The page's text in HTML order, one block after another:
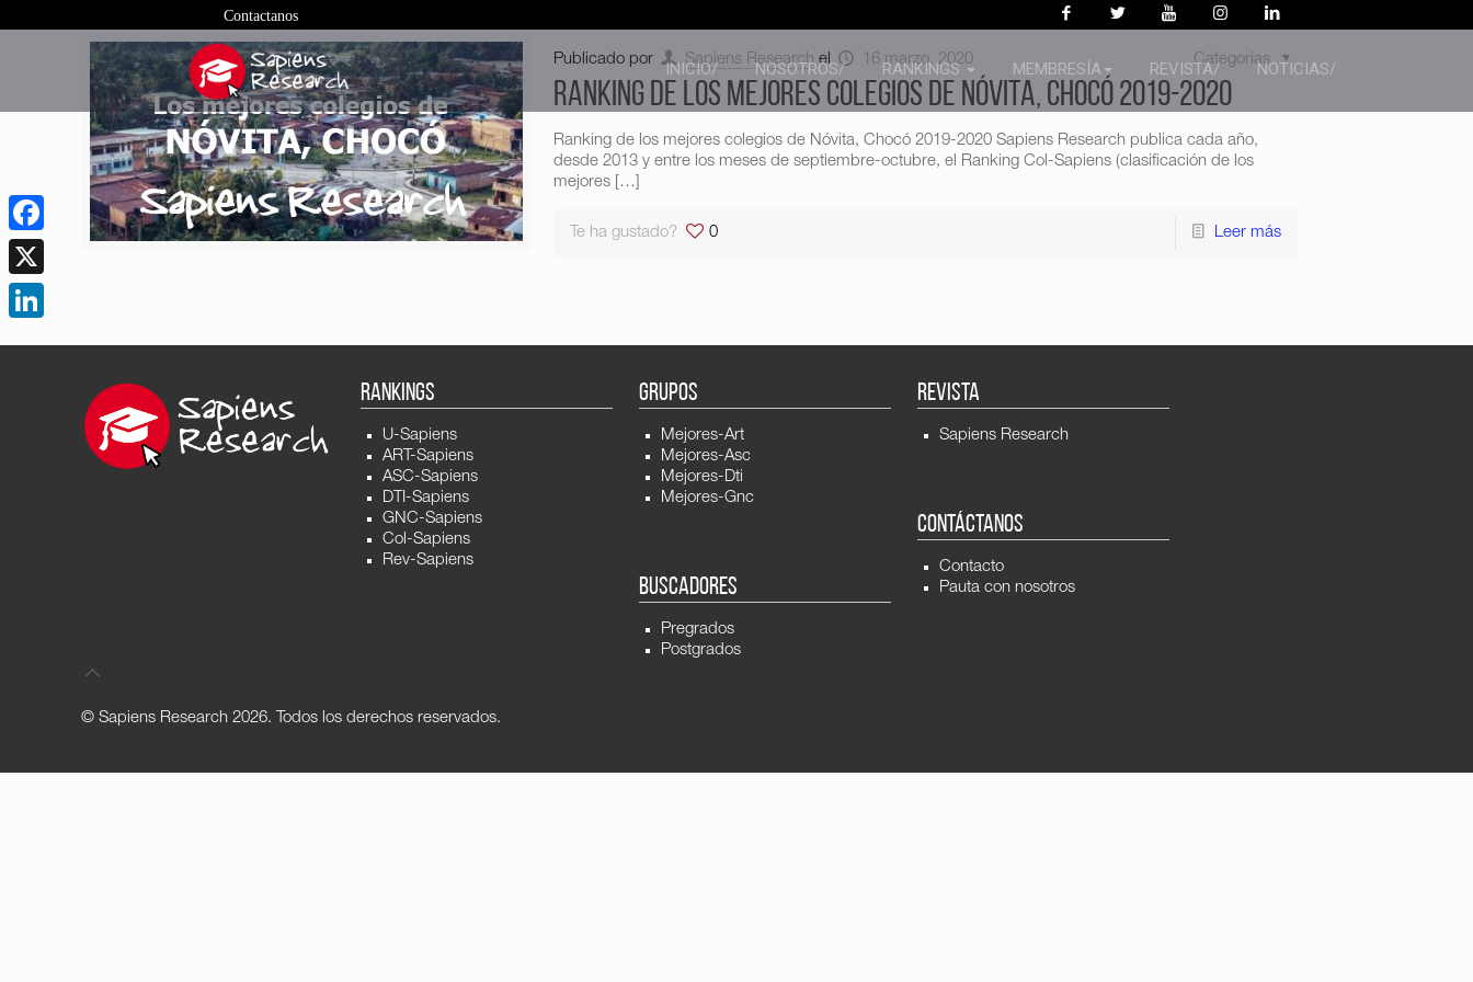
Contactanos
INICIO/ NOSOTROS/ RANKINGS MEMBRESÍA REVISTA/ NOTICIAS/
Publicado por Sapiens Research el 16 marzo, 2020 Categorias
Ranking de los mejores colegios de Nóvita, Chocó 2019-2020
Ranking de los mejores colegios de Nóvita, Chocó 2019-2020 Sapiens Research publica cada año,
desde 2013 y entre los meses de septiembre-octubre, el Ranking Col-Sapiens (clasificación de los
mejores[…]
Te ha gustado? 0 Leer más
RANKINGS
U-Sapiens
ART-Sapiens
ASC-Sapiens
DTI-Sapiens
GNC-Sapiens
Col-Sapiens
Rev-Sapiens
GRUPOS
Mejores-Art
Mejores-Asc
Mejores-Dti
Mejores-Gnc
BUSCADORES
Pregrados
Postgrados
REVISTA
Sapiens Research
CONTÁCTANOS
Contacto
Pauta con nosotros
© Sapiens Research2026. Todos los derechos reservados.
Facebook
X